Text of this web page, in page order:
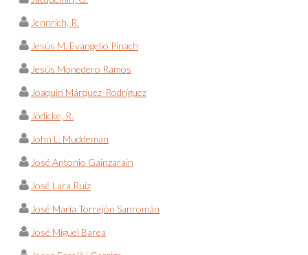
Jennrich, R.
Jesús M. Evangelio Pinach
Jesús Monedero Ramos
Joaquín Márquez-Rodríguez
Jödicke, R.
John L. Muddeman
José Antonio Gainzarain
José Lara Ruiz
José María Torrejón Sanromán
José Miguel Barea